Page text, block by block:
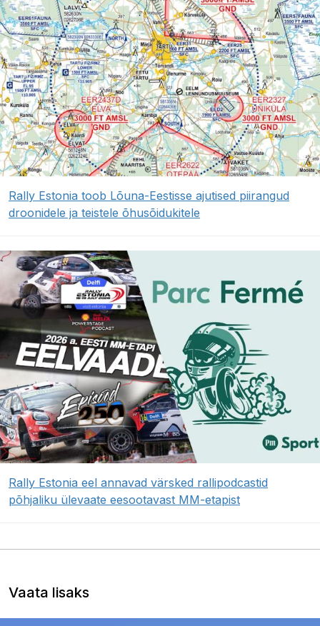
Rally Estonia toob Lõuna-Eestisse ajutised piirangud
droonidele ja teistele õhusõidukitele
Rally Estonia eel annavad värsked rallipodcastid
põhjaliku ülevaate eesootavast MM-etapist
Vaata lisaks